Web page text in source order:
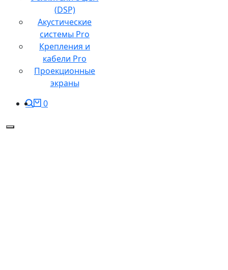
(DSP)
Акустические
системы Pro
Крепления и
кабели Pro
Проекционные
экраны
0